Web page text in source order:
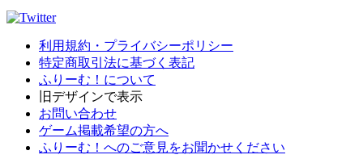
利用規約・プライバシーポリシー
特定商取引法に基づく表記
ふりーむ！について
旧デザインで表示
お問い合わせ
ゲーム掲載希望の方へ
ふりーむ！へのご意見をお聞かせください